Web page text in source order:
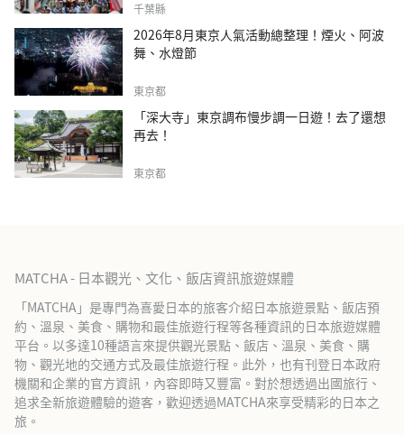
千葉縣
2026年8月東京人氣活動總整理！煙火、阿波
舞、水燈節
東京都
「深大寺」東京調布慢步調一日遊！去了還想
再去！
東京都
MATCHA - 日本觀光、文化、飯店資訊旅遊媒體
「MATCHA」是專門為喜愛日本的旅客介紹日本旅遊景點、飯店預
約、溫泉、美食、購物和最佳旅遊行程等各種資訊的日本旅遊媒體
平台。以多達10種語言來提供觀光景點、飯店、溫泉、美食、購
物、觀光地的交通方式及最佳旅遊行程。此外，也有刊登日本政府
機關和企業的官方資訊，內容即時又豐富。對於想透過出國旅行、
追求全新旅遊體驗的遊客，歡迎透過MATCHA來享受精彩的日本之
旅。